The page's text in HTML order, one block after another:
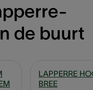
de buurt
LAPPERRE
BREE